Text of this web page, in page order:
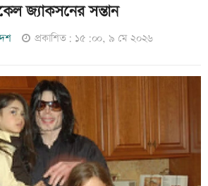
জ্যাকসনের সন্তান
প্রকাশিত: ১৫:০০, ৯ মে ২০২৬